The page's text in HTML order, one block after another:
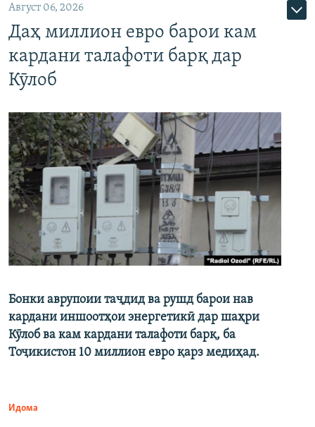
Август 06, 2026
Даҳ миллион евро барои кам
кардани талафоти барқ дар
Кӯлоб
Бонки аврупоии таҷдид ва рушд барои нав
кардани иншоотҳои энергетикӣ дар шаҳри
Кӯлоб ва кам кардани талафоти барқ, ба
Тоҷикистон 10 миллион евро қарз медиҳад.
Идома